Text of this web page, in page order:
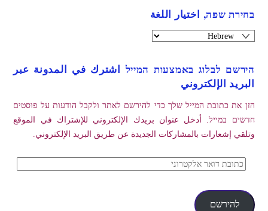
בחירת שפה, اختيار اللغة
הירשם לבלוג באמצעות המייל اشترك في المدونة عبر
البريد الإلكتروني
הזן את כתובת המייל שלך כדי להירשם לאתר ולקבל הודעות על פוסטים
חדשים במייל. أدخل عنوان بريدك الإلكتروني للإشتراك في الموقع
وتلقي إشعارات بالمشاركات الجديدة عن طريق البريد الإلكتروني.
כתובת
אלקטרוני
להירשם